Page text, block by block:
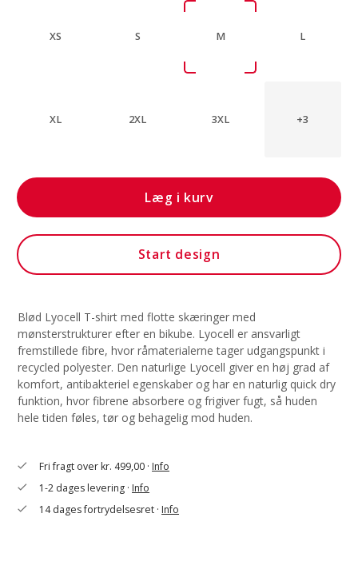
XS S M L
XL 2XL 3XL +3
Læg i kurv
Start design
Blød Lyocell T-shirt med flotte skæringer med
mønsterstrukturer efter en bikube. Lyocell er ansvarligt
fremstillede fibre, hvor råmaterialerne tager udgangspunkt i
recycled polyester. Den naturlige Lyocell giver en høj grad af
komfort, antibakteriel egenskaber og har en naturlig quick dry
funktion, hvor fibrene absorbere og frigiver fugt, så huden
hele tiden føles, tør og behagelig mod huden.
check Fri fragt over kr. 499,00 ·Info
check 1-2 dages levering ·Info
check 14 dages fortrydelsesret ·Info